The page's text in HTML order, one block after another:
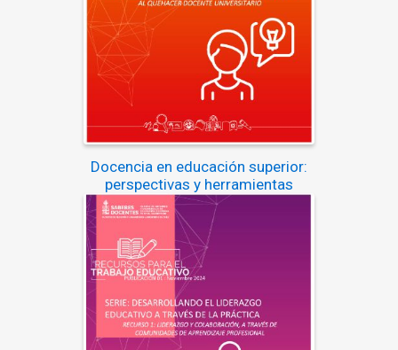
Docencia en educación superior:
perspectivas y herramientas